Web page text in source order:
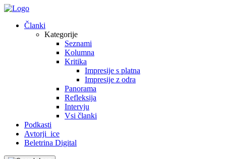
Skip
contentČlanki
Kategorije
Seznami
Kolumna
Kritika
Impresije s platna
Impresije z odra
Panorama
Refleksija
Intervju
Vsi članki
Podkasti
Avtorji_ice
Beletrina Digital